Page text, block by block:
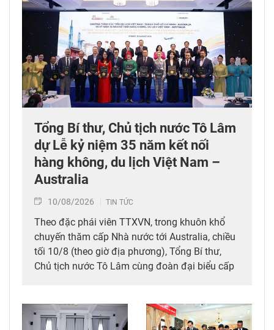
Tổng Bí thư, Chủ tịch nước Tô Lâm
dự Lễ kỷ niệm 35 năm kết nối
hàng không, du lịch Việt Nam –
Australia
10/08/2026 TIN TỨC
Theo đặc phái viên TTXVN, trong khuôn khổ
chuyến thăm cấp Nhà nước tới Australia, chiều
tối 10/8 (theo giờ địa phương), Tổng Bí thư,
Chủ tịch nước Tô Lâm cùng đoàn đại biểu cấp
Tổng Công ty hàng không Việt Nam (Vietnam
Airlines).